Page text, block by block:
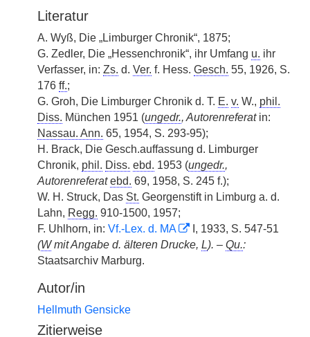
Literatur
A. Wyß, Die „Limburger Chronik“, 1875;
G. Zedler, Die „Hessenchronik“, ihr Umfang u. ihr
Verfasser, in: Zs. d. Ver. f. Hess. Gesch. 55, 1926, S.
176 ff.;
G. Groh, Die Limburger Chronik d. T. E. v. W., phil.
Diss. München 1951 (ungedr., Autorenreferatin:
Nassau. Ann. 65, 1954, S. 293-95);
H. Brack, Die Gesch.auffassung d. Limburger
Chronik, phil. Diss. ebd. 1953 (ungedr.,
Autorenreferat ebd. 69, 1958, S. 245 f.);
W. H. Struck, Das St. Georgenstift in Limburg a. d.
Lahn, Regg. 910-1500, 1957;
F. Uhlhorn, in: Vf.-Lex. d. MA
I, 1933, S. 547-51
(Wmit Angabe d. älteren Drucke, L). – Qu.:
Staatsarchiv Marburg.
Autor/in
Hellmuth Gensicke
Zitierweise